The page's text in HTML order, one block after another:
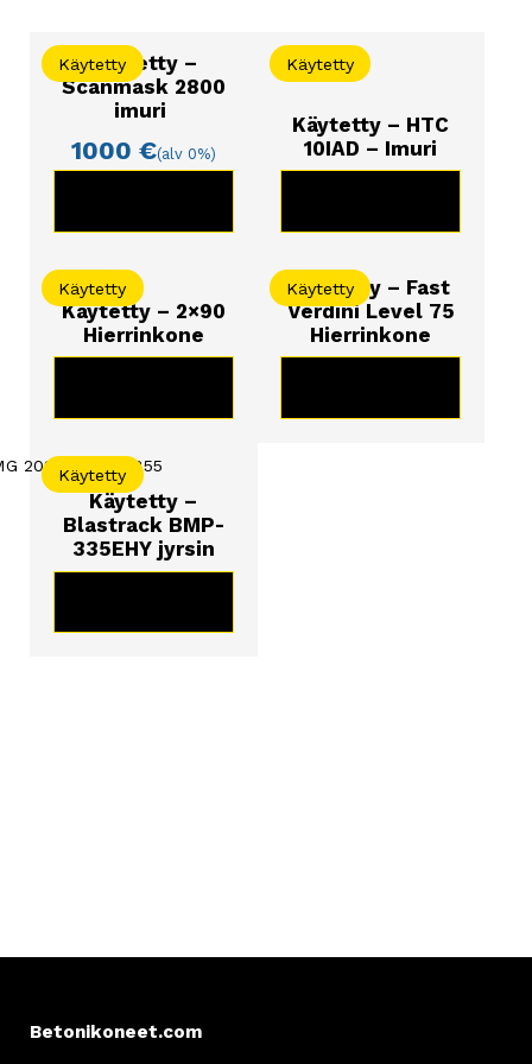
Työleveys 200mm
Paino 70kg
Täysin laakeroitu ja uusi hihna
Moottori huollettu!
Kysy lisää myynnistä!
Käytetty
Käytetty –
Scanmask 2800
imuri
1000 €(alv 0%)
Käytetty
Käytetty – HTC
10IAD – Imuri
Käytetty
Käytetty – 2×90
Hierrinkone
Käytetty
Käytetty – Fast
Verdini Level 75
Hierrinkone
Käytetty
Käytetty –
Blastrack BMP-
335EHY jyrsin
Betonikoneet.com